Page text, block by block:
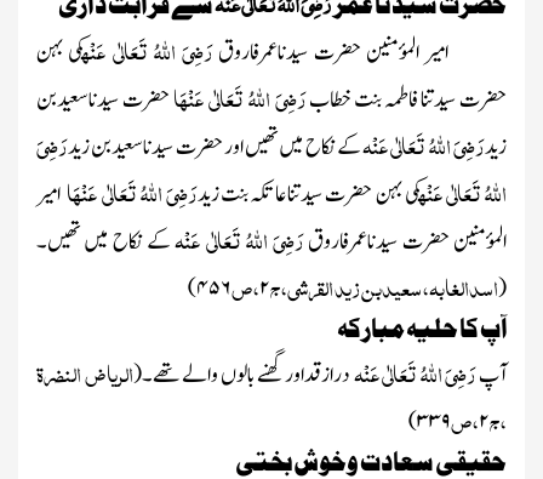
امیر المؤمنین حضرت سیدناعمرفاروقرَضِیَ اللہُ تَعَالٰی عَنْہکی بہن
حضرت سیدتنا فاطمہ بنت خطابرَضِیَ اللہُ تَعَالٰی عَنْہَاحضرت سیدناسعیدبن
زیدرَضِیَ اللہُ تَعَالٰی عَنْہکے نکاح میں تھیں اور حضرت سیدناسعیدبن زیدرَضِیَ
اللہُ تَعَالٰی عَنْہکی بہن حضرت سیدتناعاتکہ بنت زیدرَضِیَ اللہُ تَعَالٰی عَنْہَاامیر
المؤمنین حضرت سیدناعمرفاروقرَضِیَ اللہُ تَعَالٰی عَنْہکے نکاح میں تھیں۔
(اسدالغابہ،سعیدبن زید القرشی،ج۲،ص۴۵۶)
آپ کا حلیہ مبارکہ
آپرَضِیَ اللہُ تَعَالٰی عَنْہدرازقداور گھنے بالوں والے تھے۔(الریاض النضرۃ
،ج۲،ص۳۳۹)
حقیقی سعادت وخوش بختی